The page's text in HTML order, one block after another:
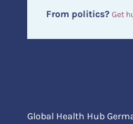
From politics? Get
Global Health Hub